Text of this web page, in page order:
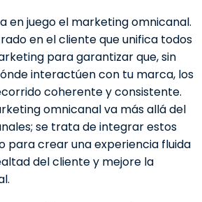
en juego el marketing omnicanal.
en el cliente que unifica todos
para garantizar que, sin
interactúen con tu marca, los
coherente y consistente.
omnicanal va más allá del
se trata de integrar estos
para crear una experiencia fluida
del cliente y mejore la